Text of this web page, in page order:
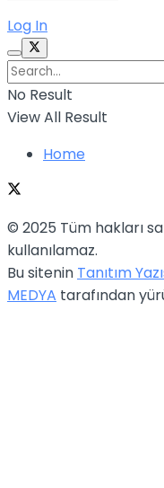
Log In
No Result
View All Result
Home
© 2025 Tüm hakları
kullanılamaz.
Bu sitenin Tanıtım
MEDYA tarafından